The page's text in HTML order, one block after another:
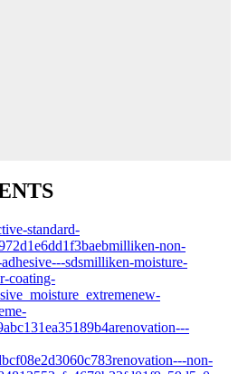
standard-
milliken-non-
sdsmilliken-moisture-
coating-
new-
renovation---
renovation---non-